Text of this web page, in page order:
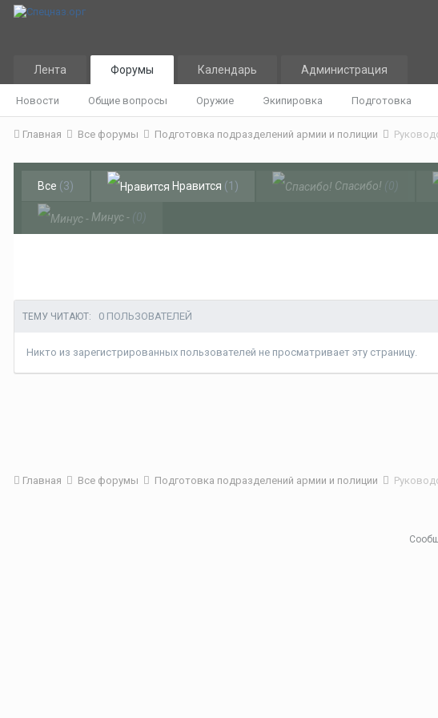
Лента Форумы
Новости Общие вопросы Оружие Экипировка Подготовка
Календарь Администрация
Главная Все форумы Подготовка подразделений армии и полиции
Все (3) Нравится (1) Спасибо! (0)
Минус - (0)
ТЕМУ ЧИТАЮТ: 0 ПОЛЬЗОВАТЕЛЕЙ
Никто из зарегистрированных пользователей не просматривает эту страницу.
Главная Все форумы Подготовка подразделений армии и полиции